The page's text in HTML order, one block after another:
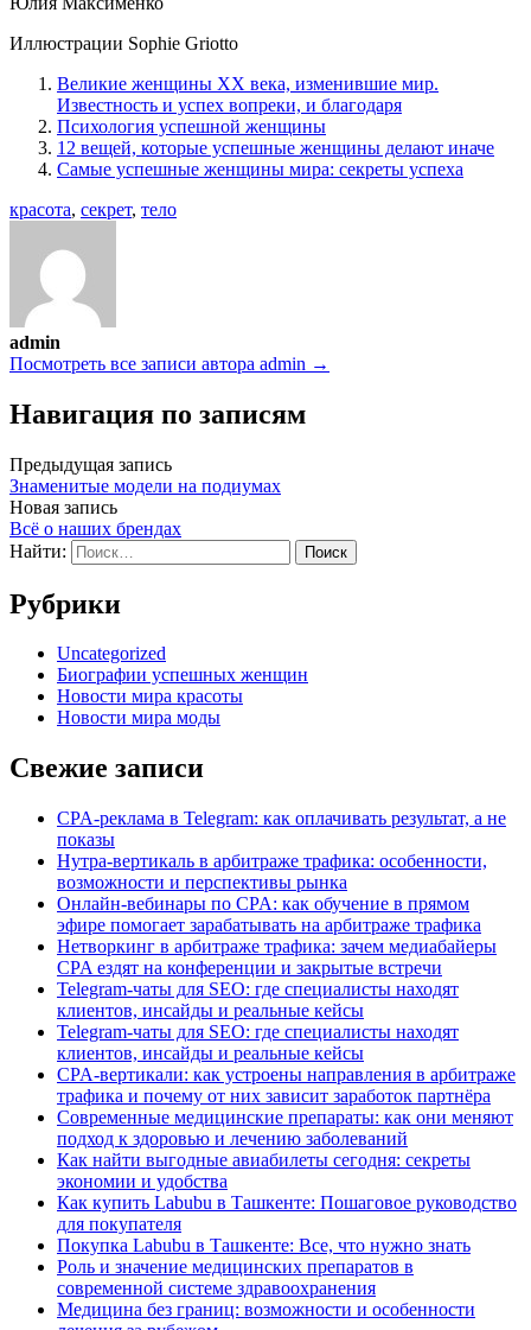
Иллюстрации Sophie Griotto
Великие женщины XX века, изменившие мир.
Известность и успех вопреки, и благодаря
Психология успешной женщины
12 вещей, которые успешные женщины делают иначе
Самые успешные женщины мира: секреты успеха
красота, секрет, тело
admin
Посмотреть все записи автора admin →
Навигация по записям
Предыдущая запись
Знаменитые модели на подиумах
Новая запись
Всё о наших брендах
Найти:
Рубрики
Uncategorized
Биографии успешных женщин
Новости мира красоты
Новости мира моды
Свежие записи
CPA-реклама в Telegram: как оплачивать результат, а не
показы
Нутра-вертикаль в арбитраже трафика: особенности,
возможности и перспективы рынка
Онлайн-вебинары по CPA: как обучение в прямом
эфире помогает зарабатывать на арбитраже трафика
Нетворкинг в арбитраже трафика: зачем медиабайеры
CPA ездят на конференции и закрытые встречи
Telegram-чаты для SEO: где специалисты находят
клиентов, инсайды и реальные кейсы
Telegram-чаты для SEO: где специалисты находят
клиентов, инсайды и реальные кейсы
CPA-вертикали: как устроены направления в арбитраже
трафика и почему от них зависит заработок партнёра
Современные медицинские препараты: как они меняют
подход к здоровью и лечению заболеваний
Как найти выгодные авиабилеты сегодня: секреты
экономии и удобства
Как купить Labubu в Ташкенте: Пошаговое руководство
для покупателя
Покупка Labubu в Ташкенте: Все, что нужно знать
Роль и значение медицинских препаратов в
современной системе здравоохранения
Медицина без границ: возможности и особенности